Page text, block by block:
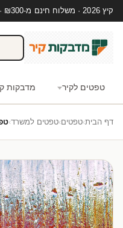
קיץ 2026 · משלוח חינם מ-₪300 · ייצור 48 שעות · 15,000+ לקוחות מרוצים
טפטים לקיר מדבקות
דף הבית›טפטים›טפטים למשרד›